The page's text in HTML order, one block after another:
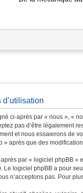
ci-après par « nous », «
pas d’être légalement
et nous essaierons de
après que des
par « logiciel phpBB
Le logiciel phpBB a pour
n’acceptons pas. Pour